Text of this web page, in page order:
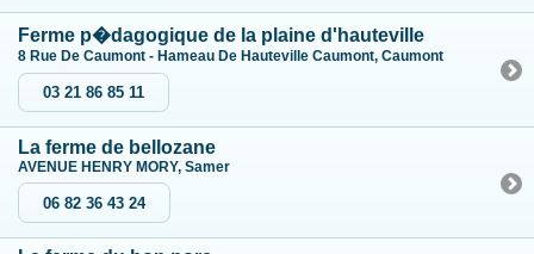
Ferme p�dagogique de la plaine d'hauteville
8 Rue De Caumont - Hameau De Hauteville Caumont, Caumont
03 21 86 85 11
La ferme de bellozane
AVENUE HENRY MORY, Samer
06 82 36 43 24